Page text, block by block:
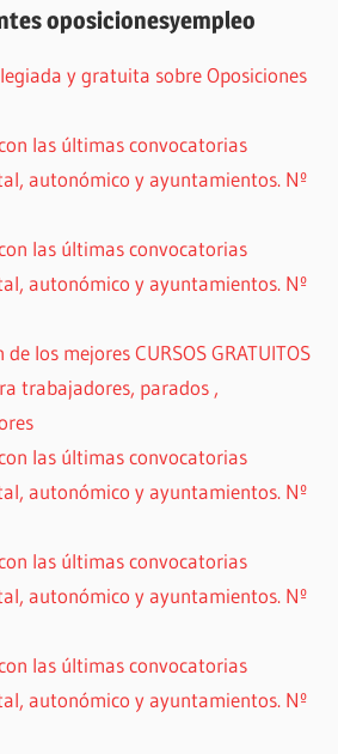
oposicionesyempleo
y gratuita sobre Oposiciones
las últimas convocatorias
autonómico y ayuntamientos. Nº
las últimas convocatorias
autonómico y ayuntamientos. Nº
los mejores CURSOS GRATUITOS
trabajadores, parados ,
las últimas convocatorias
autonómico y ayuntamientos. Nº
las últimas convocatorias
autonómico y ayuntamientos. Nº
las últimas convocatorias
autonómico y ayuntamientos. Nº